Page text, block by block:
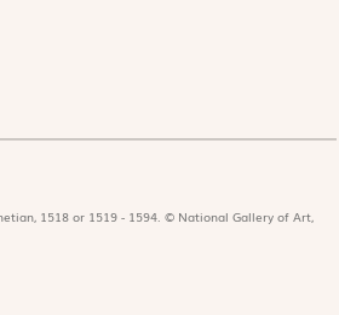
1518 or 1519 - 1594. © National Gallery of Art,